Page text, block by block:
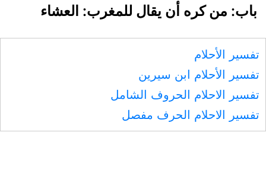
باب: من كره أن يقال للمغرب: العشاء
تفسير الأحلام
تفسير الأحلام ابن سيرين
تفسير الاحلام الحروف الشامل
تفسير الاحلام الحرف مفصل